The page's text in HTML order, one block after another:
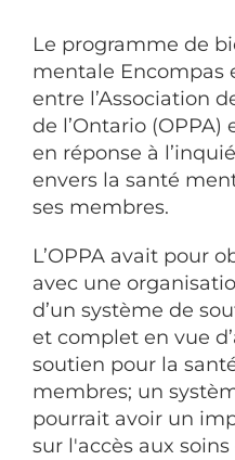
Le programme de
mentale Encompas
entre l’Association
de l’Ontario
en réponse à
envers la santé
ses membres.
L’OPPA avait pour
avec une
d’un système de
et complet en vue
soutien pour la
membres; un
pourrait avoir un
sur l'accès aux